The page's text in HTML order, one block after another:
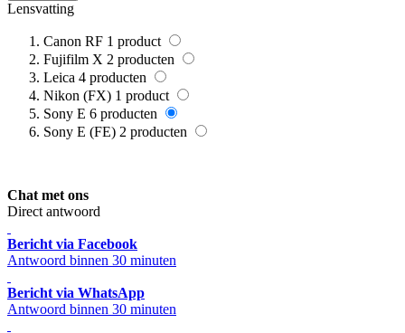
Lensvatting
Canon RF 1 product
Fujifilm X 2 producten
Leica 4 producten
Nikon (FX) 1 product
Sony E 6 producten
Sony E (FE) 2 producten
Chat met ons
Direct antwoord
Bericht via Facebook
Antwoord binnen 30 minuten
Bericht via WhatsApp
Antwoord binnen 30 minuten